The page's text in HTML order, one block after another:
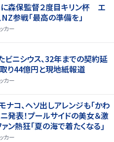
に森保監督２度目キリン杯 エ
NZ参戦「最高の準備を」
カー
ビニシウス、32年までの契約延
44億円と現地紙報道
カー
コ、ヘソ出しアレンジも｢かわ
発表！プールサイドの美女＆激
ン熱狂｢夏の海で着たくなる｣
カー